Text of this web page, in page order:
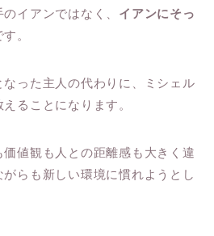
イアンではなく、 イアンにそっ
す。
った主人の代わりに、ミシェル
ることになります。
値観も人との距離感も大きく違
らも新しい環境に慣れようとし